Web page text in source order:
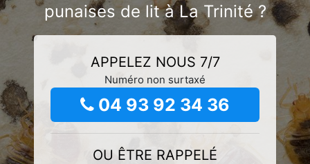
punaises de lit à La Trinité ?
APPELEZ NOUS 7/7
Numéro non surtaxé
04 93 92 34 36
OU ÊTRE RAPPELÉ